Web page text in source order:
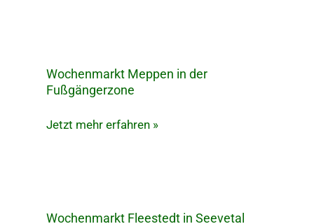
Wochenmarkt Meppen in der
Fußgängerzone
Wochenmarkt
Meppen
der
Jetzt mehr erfahren »
Wochenmarkt Fleestedt in Seevetal
Wochenmarkt